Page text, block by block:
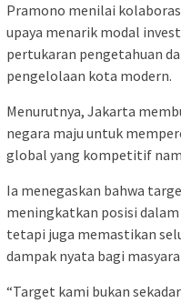
Pramono menilai
upaya menarik modal
pertukaran pengetahuan
pengelolaan kota modern.
Menurutnya, Jakarta
negara maju untuk
global yang kompetitif
Ia menegaskan bahwa
meningkatkan posisi
tetapi juga memastikan
dampak nyata bagi
“Target kami bukan